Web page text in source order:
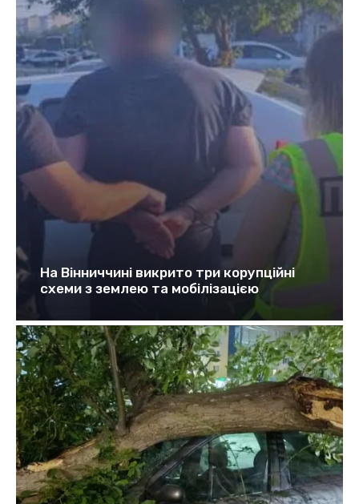
На Вінниччині викрито три корупційні
схеми з землею та мобілізацією